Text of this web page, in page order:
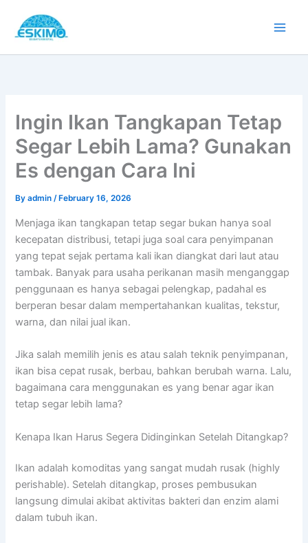
content
Ingin Ikan Tangkapan Tetap
Segar Lebih Lama? Gunakan
Es dengan Cara Ini
Byadmin/ February 16, 2026
Menjaga ikan tangkapan tetap segar bukan hanya soal
kecepatan distribusi, tetapi juga soal cara penyimpanan
yang tepat sejak pertama kali ikan diangkat dari laut atau
tambak. Banyak para usaha perikanan masih menganggap
penggunaan es hanya sebagai pelengkap, padahal es
berperan besar dalam mempertahankan kualitas, tekstur,
warna, dan nilai jual ikan.
Jika salah memilih jenis es atau salah teknik penyimpanan,
ikan bisa cepat rusak, berbau, bahkan berubah warna. Lalu,
bagaimana cara menggunakan es yang benar agar ikan
tetap segar lebih lama?
Kenapa Ikan Harus Segera Didinginkan Setelah Ditangkap?
Ikan adalah komoditas yang sangat mudah rusak (highly
perishable). Setelah ditangkap, proses pembusukan
langsung dimulai akibat aktivitas bakteri dan enzim alami
dalam tubuh ikan.